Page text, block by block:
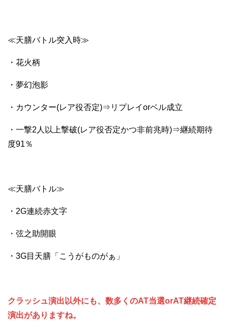
≪天膳バトル突入時≫
・花火柄
・夢幻泡影
・カウンター(レア役否定)⇒リプレイorベル成立
・一撃2人以上撃破(レア役否定かつ非前兆時)⇒継続期待
度91％
≪天膳バトル≫
・2G連続赤文字
・弦之助開眼
・3G目天膳「こうがものがぁ」
クラッシュ演出以外にも、数多くのAT当選orAT継続確定
演出がありますね。